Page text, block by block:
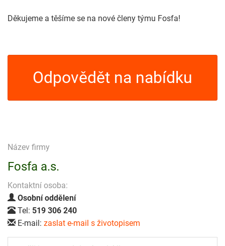
Děkujeme a těšíme se na nové členy týmu Fosfa!
Odpovědět na nabídku
Název firmy
Fosfa a.s.
Kontaktní osoba:
Osobní oddělení
Tel: 519 306 240
E-mail: zaslat e-mail s životopisem